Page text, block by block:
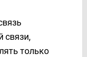
связи,
только